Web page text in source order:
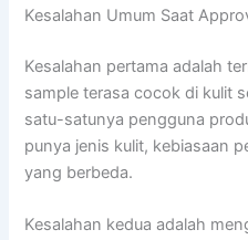
Kesalahan Umum Saat
Kesalahan pertama adalah
sample terasa cocok di kulit
satu-satunya pengguna
punya jenis kulit, kebiasaan
yang berbeda.
Kesalahan kedua adalah